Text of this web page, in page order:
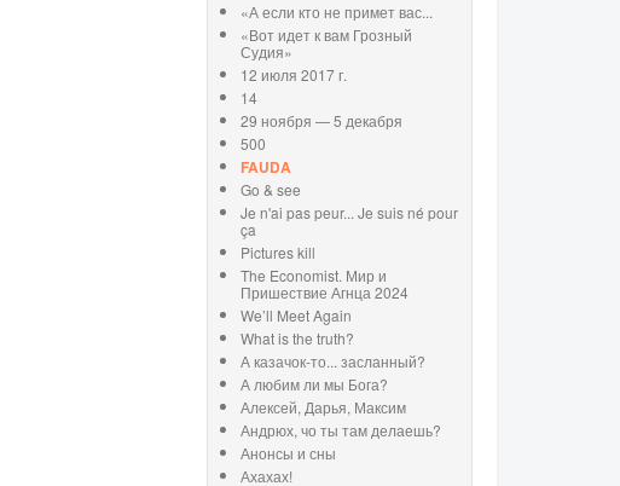
«А если кто не примет вас...
«Вот идет к вам Грозный
Судия»
12 июля 2017 г.
14
29 ноября — 5 декабря
500
FAUDA
Go & see
Je n'ai pas peur... Je suis né pour
ça
Pictures kill
The Economist. Мир и
Пришествие Агнца 2024
We’ll Meet Again
What is the truth?
А казачок-то... засланный?
А любим ли мы Бога?
Алексей, Дарья, Максим
Андрюх, чо ты там делаешь?
Анонсы и сны
Ахахах!